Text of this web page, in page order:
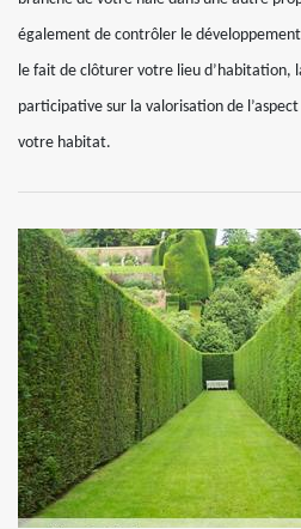
également de contrôler le
le fait de clôturer votre lieu d’habitation,
participative sur la valorisation de
votre habitat.